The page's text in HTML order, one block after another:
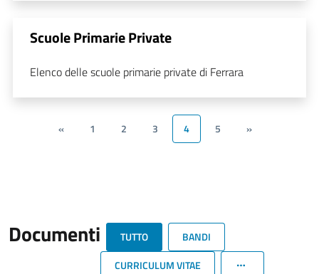
Scuole Primarie Private
Elenco delle scuole primarie private di Ferrara
« 1 2 3 4 5 »
Documenti TUTTO
BANDI
CURRICULUM VITAE